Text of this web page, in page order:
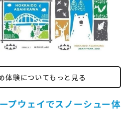
体験についてもっと見る
プウェイでスノーシュー体